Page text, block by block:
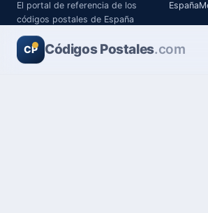
El portal de referencia de los
códigos postales de España
España
CP Códigos Postales.com